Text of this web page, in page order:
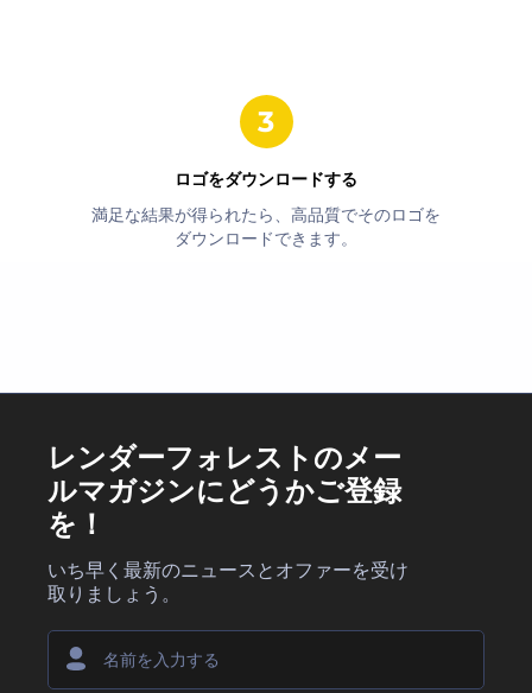
ロゴをダウンロードする
満足な結果が得られたら、高品質でそのロゴを
ダウンロードできます。
レンダーフォレストのメー
ルマガジンにどうかご登録
を！
いち早く最新のニュースとオファーを受け
取りましょう。